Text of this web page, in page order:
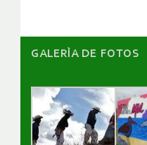
GALERÌA DE FOTOS